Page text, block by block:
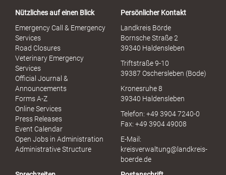
Nützliches auf einen Blick
Emergency Call & Emergency
Services
Road Closures
Veterinary Emergency
Services
Official Journal &
Announcements
Forms A-Z
Online Services
Press Releases
Event Calendar
Open Jobs in Administration
Administrative Structure
Persönlicher Kontakt
Landkreis Börde
Bornsche Straße 2
39340 Haldensleben
Triftstraße 9-10
39387 Oschersleben (Bode)
Kronesruhe 8
39340 Haldensleben
Telefon: +49 3904 7240-0
Fax: +49 3904 49008
E-Mail:
kreisverwaltung@landkreis-
boerde.de